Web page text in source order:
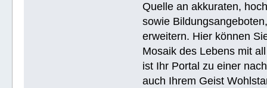
Quelle an akkuraten,
sowie
erweitern. Hier können
Mosaik des Lebens mit
ist Ihr Portal zu einer
auch Ihrem Geist